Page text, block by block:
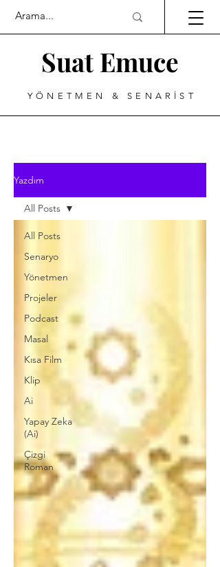
Suat Emuce
YÖNETMEN & SENARİST
Yazdım
All Posts
Senaryo
Yönetmen
Projeler
Podcast
Masal
Kısa Film
Klip
Ai
Yapay Zeka
(Ai)
Çizgi
Roman
All Posts